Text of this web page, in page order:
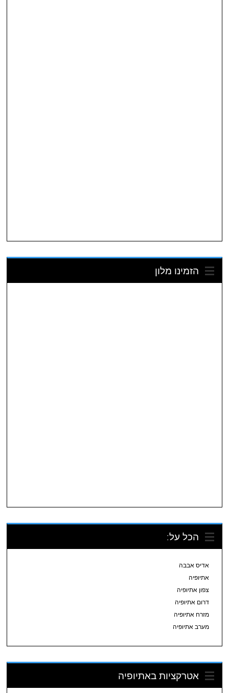
הזמינו מלון
הכל על:
אדיס אבבה
אתיופיה
צפון אתיופיה
דרום אתיופיה
מזרח אתיופיה
מערב אתיופיה
אטרקציות באתיופיה